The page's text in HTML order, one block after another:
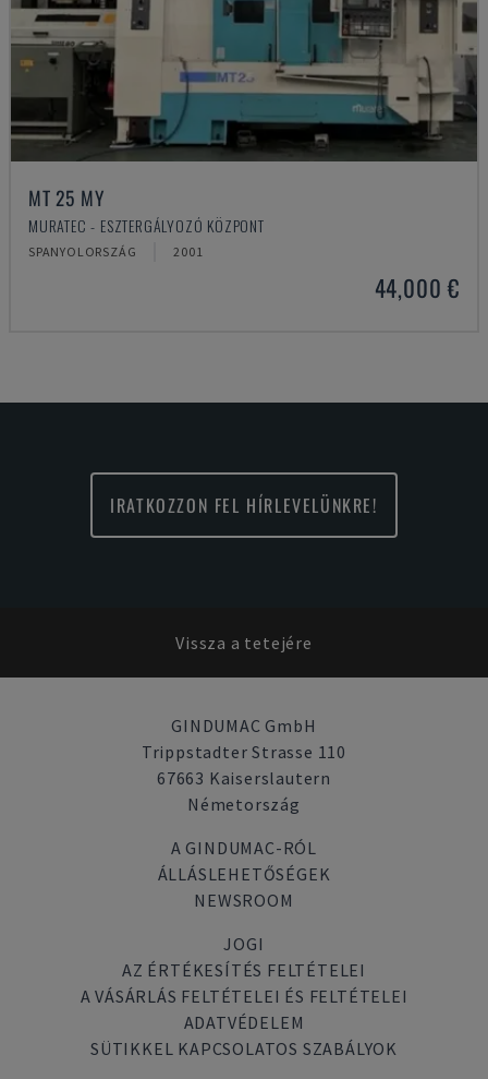
MT 25 MY
MURATEC - ESZTERGÁLYOZÓ KÖZPONT
SPANYOLORSZÁG 2001
44,000 €
IRATKOZZON FEL HÍRLEVELÜNKRE!
Vissza a tetejére
GINDUMAC GmbH
Trippstadter Strasse 110
67663 Kaiserslautern
Németország
A GINDUMAC-RÓL
ÁLLÁSLEHETŐSÉGEK
NEWSROOM
JOGI
AZ ÉRTÉKESÍTÉS FELTÉTELEI
A VÁSÁRLÁS FELTÉTELEI ÉS FELTÉTELEI
ADATVÉDELEM
SÜTIKKEL KAPCSOLATOS SZABÁLYOK